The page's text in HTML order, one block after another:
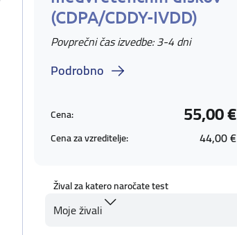
(CDPA/CDDY-IVDD)
Povprečni čas izvedbe: 3-4 dni
Podrobno
Cena: 55,00 €
Cena za vzreditelje: 44,00 €
Žival za katero naročate test
Moje živali